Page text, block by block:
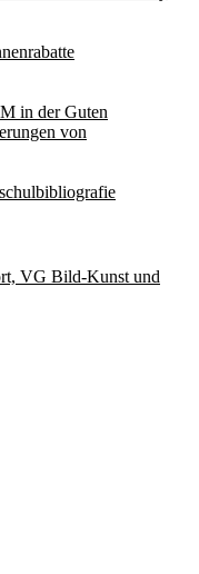
in der Guten
von
VG Bild-Kunst und